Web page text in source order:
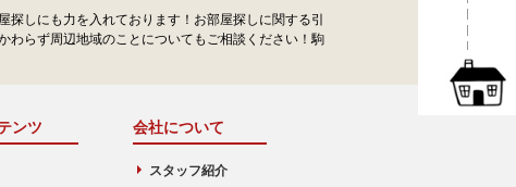
しにも力を入れております！お部屋探しに関する引
わらず周辺地域のことについてもご相談ください！駒
ンツ 会社について
スタッフ紹介